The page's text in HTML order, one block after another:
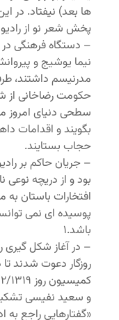
ها بعد) نیفتاد. در
پخش شعر نو از
– دستگاه فرهنگی در
نیما یوشیج و
مدرنیسم داشتند،
حکومت رضاخانی از
سطحی دنیای امروز
بگویند و اقدامات
حجاب بستایند.
– جریان حاکم بر
بود و از دریچه نوعی
افتخارات باستان
پوسیده ای نمی
باشد.۱
– در آغاز شکل گیری
روزگار دعوت شدند
و سعید نفیسی
«گفتارهایی راجع به